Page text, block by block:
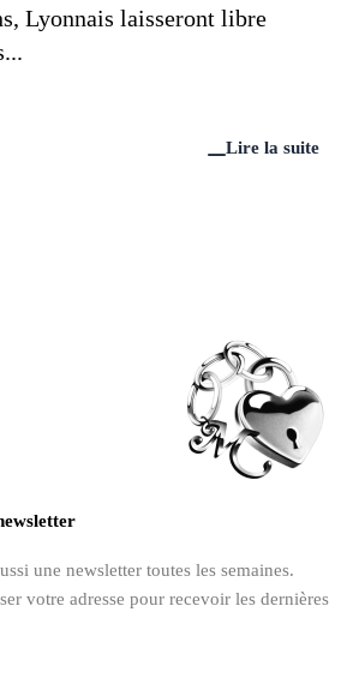
Lyonnais laisseront libre
Lire la suite
une newsletter toutes les semaines.
votre adresse pour recevoir les dernières